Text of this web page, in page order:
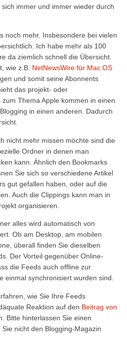
immer und immer wieder durch
noch mehr. Insbesondere bei vielen
Ich habe mehr als 100
da ziemlich schnell die Übersicht.
wie z.B. NetNewsWire für Mac OS
und somit seine Abonnents
das projekt- oder
Thema Apple kommen in einen
in einen anderen. Dadurch
nicht mehr missen möchte sind die
Ordner in denen man
kann. Ähnlich den Bookmarks
Sie sich so verschiedene Artikel
gut gefallen haben, oder auf die
Auch die Clippings kann man in
organisieren.
alles wird automatisch von
Ob am Desktop, am mobilen
überall finden Sie dieselben
Der Vorteil gegenüber Online-
die Feeds auch offline zur
einmal synchronisiert wurden sind.
wie Sie Ihre Feeds
Reaktion auf den Beitrag von
Bitte hinterlassen Sie einen
nicht den Blogging-Magazin